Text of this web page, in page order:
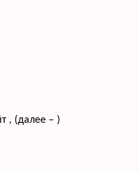
, (далее – )